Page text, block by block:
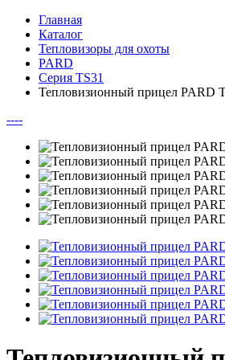
Главная
Каталог
Тепловизоры для охоты
PARD
Серия TS31
Тепловизионный прицел PARD
----